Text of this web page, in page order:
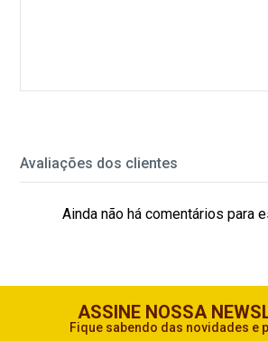
Avaliações dos clientes
Ainda não há comentários para
ASSINE NOSSA
Fique sabendo das novidades e